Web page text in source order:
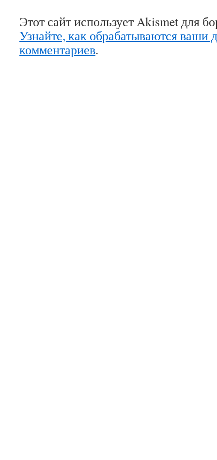
Этот сайт использует Akismet для
Узнайте, как обрабатываются ваши
комментариев.